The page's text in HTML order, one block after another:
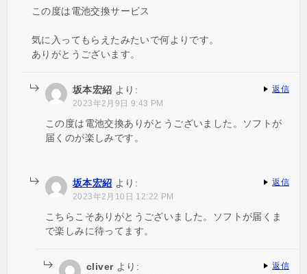
この度は電池交換サービス
気に入ってもらえたみたいで何よりです。
ありがとうございます。
坂本宏紹 より:
2023年2月9日 9:43 PM
この度は電池交換ありがとうございました。ソフトが
届くのが楽しみです。
返信
坂本宏紹 より:
2023年2月10日 12:22 PM
こちらこそありがとうございました。ソフトが届くま
で楽しみに待ってます。
返信
cliver より: 返信